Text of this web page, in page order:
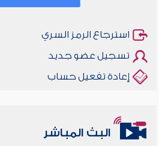
استرجاع الرمز السري
تسجيل عضو جديد
إعادة تفعيل حساب
البث المباشر